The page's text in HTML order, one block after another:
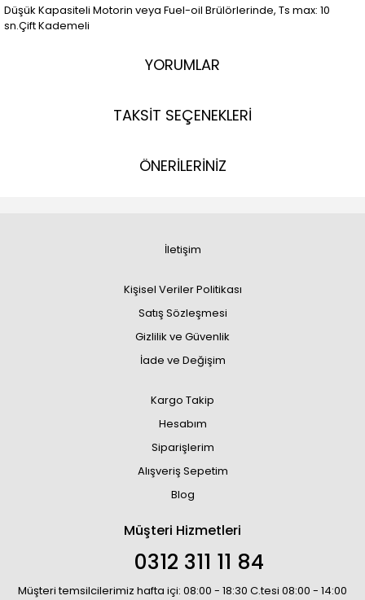
Düşük Kapasiteli Motorin veya Fuel-oil Brülörlerinde, Ts max: 10
sn.Çift Kademeli
YORUMLAR
TAKSİT SEÇENEKLERİ
ÖNERİLERİNİZ
İletişim
Kişisel Veriler Politikası
Satış Sözleşmesi
Gizlilik ve Güvenlik
İade ve Değişim
Kargo Takip
Hesabım
Siparişlerim
Alışveriş Sepetim
Blog
Müşteri Hizmetleri
0312 311 11 84
Müşteri temsilcilerimiz hafta içi: 08:00 - 18:30 C.tesi 08:00 - 14:00